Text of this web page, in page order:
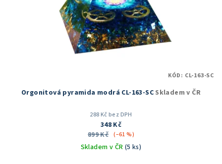
Orgonitová pyramida modrá CL-163-SC Skladem v ČR
288 Kč bez DPH
348 Kč
899 Kč (–61 %)
Skladem v ČR (5 ks)
KÓD: CL-163-SC